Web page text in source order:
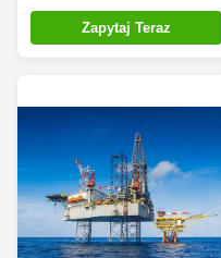
PAC-LV White Power
Zapytaj Teraz